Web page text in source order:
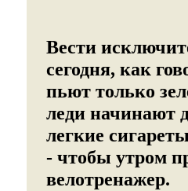
Вести
сегодня, как
пьют только
леди начинают
легкие
- чтобы утром
велотренажер.